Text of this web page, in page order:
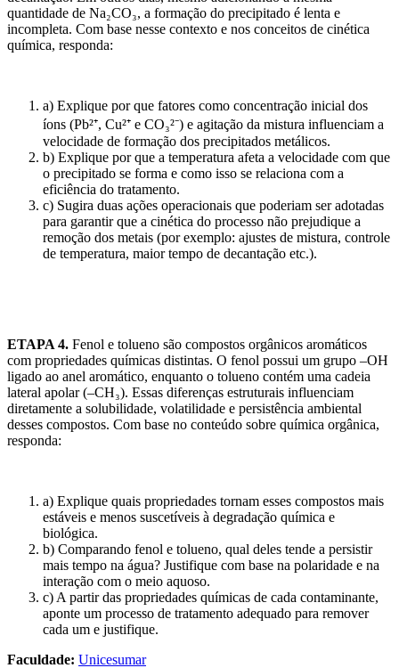
quantidade de Na₂CO₃, a formação do precipitado é lenta e
incompleta. Com base nesse contexto e nos conceitos de cinética
química, responda:
a) Explique por que fatores como concentração inicial dos
íons (Pb²⁺, Cu²⁺ e CO₃²⁻) e agitação da mistura influenciam a
velocidade de formação dos precipitados metálicos.
b) Explique por que a temperatura afeta a velocidade com que
o precipitado se forma e como isso se relaciona com a
eficiência do tratamento.
c) Sugira duas ações operacionais que poderiam ser adotadas
para garantir que a cinética do processo não prejudique a
remoção dos metais (por exemplo: ajustes de mistura, controle
de temperatura, maior tempo de decantação etc.).
ETAPA 4. Fenol e tolueno são compostos orgânicos aromáticos
com propriedades químicas distintas. O fenol possui um grupo –OH
ligado ao anel aromático, enquanto o tolueno contém uma cadeia
lateral apolar (–CH₃). Essas diferenças estruturais influenciam
diretamente a solubilidade, volatilidade e persistência ambiental
desses compostos. Com base no conteúdo sobre química orgânica,
responda:
a) Explique quais propriedades tornam esses compostos mais
estáveis e menos suscetíveis à degradação química e
biológica.
b) Comparando fenol e tolueno, qual deles tende a persistir
mais tempo na água? Justifique com base na polaridade e na
interação com o meio aquoso.
c) A partir das propriedades químicas de cada contaminante,
aponte um processo de tratamento adequado para remover
cada um e justifique.
Faculdade: Unicesumar